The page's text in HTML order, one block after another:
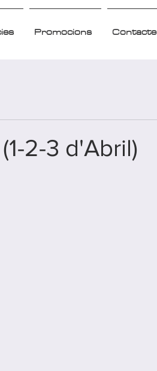
Promocions Contacte
2-3 d'Abril)